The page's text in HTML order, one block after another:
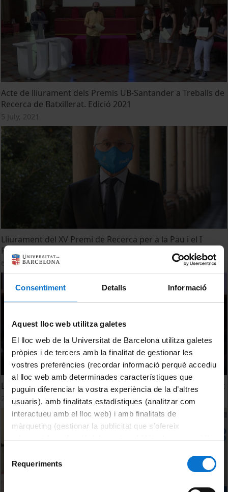
Consentiment Detalls Informació
Aquest lloc web utilitza galetes
El lloc web de la Universitat de Barcelona utilitza galetes
pròpies i de tercers amb la finalitat de gestionar les
vostres preferències (recordar informació perquè accediu
al lloc web amb determinades característiques que
puguin diferenciar la vostra experiència de la d’altres
usuaris), amb finalitats estadístiques (analitzar com
interactueu amb el lloc web) i amb finalitats de
màrqueting (gestionar la publicitat que s’ofereix
adequant-la en funció dels vostres hàbits de navegació).
consultar laPolítica de galetes del lloc web de la
Requeriments
Acte de lliurament dels Premis UB-Santander a Treballs de
Recerca de Batxillerat. Edició 2021
5 July, 2021
Lliurament del XV Premi de Recerca per a la Pau i el I
Premi de Pòsters de Sostenibilitat i Drets Humans
6 November, 2020
LitCat a l'atac! II Jornada de Literatura Catalana i Batxillerat
28 January, 2020